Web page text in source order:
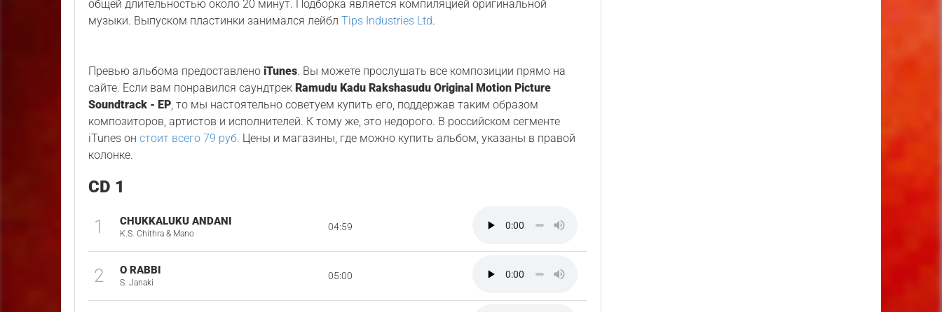
общей длительностью около 20 минут. Подборка является компиляцией оригинальной
музыки. Выпуском пластинки занимался лейблTips Industries Ltd.
Превью альбома предоставленоiTunes. Вы можете прослушать все композиции прямо на
сайте. Если вам понравился саундтрек Ramudu Kadu Rakshasudu Original Motion Picture
Soundtrack - EP, то мы настоятельно советуем купить его, поддержав таким образом
композиторов, артистов и исполнителей. К тому же, это недорого. В российском сегменте
iTunes онстоит всего 79 руб. Цены и магазины, где можно купить альбом, указаны в правой
колонке.
CD 1
1 CHUKKALUKU ANDANI
K.S. Chithra & Mano
04:59
2 O RABBI
S. Janaki
05:00